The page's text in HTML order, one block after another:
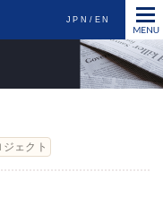
JPN EN
ェクト